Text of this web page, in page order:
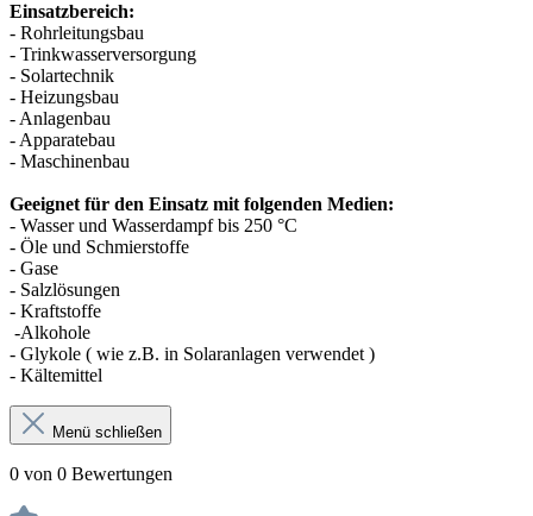
Einsatzbereich:
- Rohrleitungsbau
- Trinkwasserversorgung
- Solartechnik
- Heizungsbau
- Anlagenbau
- Apparatebau
- Maschinenbau
Geeignet für den Einsatz mit folgenden Medien:
- Wasser und Wasserdampf bis 250 °C
- Öle und Schmierstoffe
- Gase
- Salzlösungen
- Kraftstoffe
-Alkohole
- Glykole ( wie z.B. in Solaranlagen verwendet )
- Kältemittel
Menü schließen
0 von 0 Bewertungen